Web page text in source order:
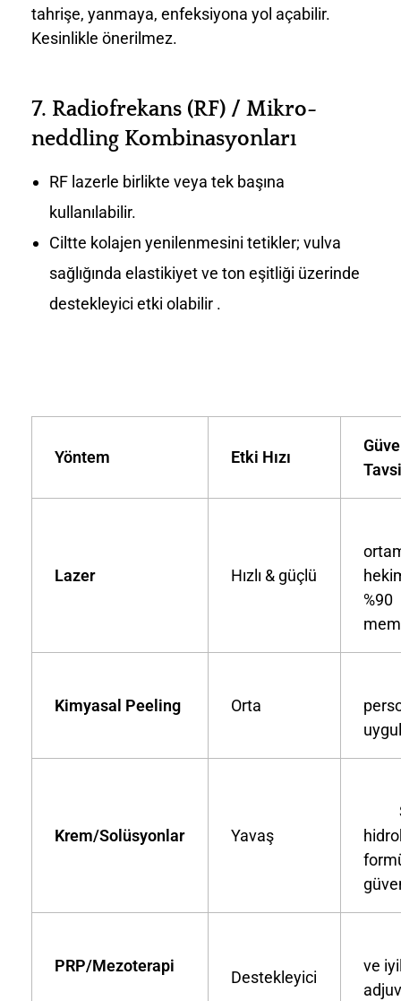
tahrişe, yanmaya, enfeksiyona yol açabilir.
Kesinlikle önerilmez.
7. Radiofrekans (RF) / Mikro-
neddling Kombinasyonları
RF lazerle birlikte veya tek başına
kullanılabilir.
Ciltte kolajen yenilenmesini tetikler; vulva
sağlığında elastikiyet ve ton eşitliği üzerinde
destekleyici etki olabilir .
Yöntem Etki Hızı
Lazer Hızlı & güçlü
%90
Kimyasal Peeling Orta
Krem/Solüsyonlar Yavaş
PRP/Mezoterapi
Destekleyici
ve